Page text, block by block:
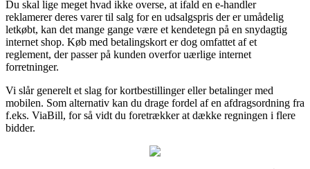
Du skal lige meget hvad ikke overse, at ifald en e-handler
reklamerer deres varer til salg for en udsalgspris der er umådelig
letkøbt, kan det mange gange være et kendetegn på en snydagtig
internet shop. Køb med betalingskort er dog omfattet af et
reglement, der passer på kunden overfor uærlige internet
forretninger.
Vi slår generelt et slag for kortbestillinger eller betalinger med
mobilen. Som alternativ kan du drage fordel af en afdragsordning fra
f.eks. ViaBill, for så vidt du foretrækker at dække regningen i flere
bidder.